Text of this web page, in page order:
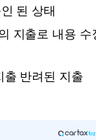
된 상태
지출로 내용 수
출 반려된 지출